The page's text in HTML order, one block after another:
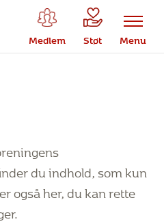
Medlem Støt Menu
du indhold, som kun
også her, du kan rette